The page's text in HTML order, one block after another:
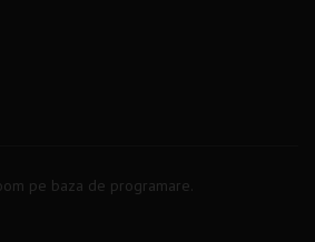
pe baza de programare.